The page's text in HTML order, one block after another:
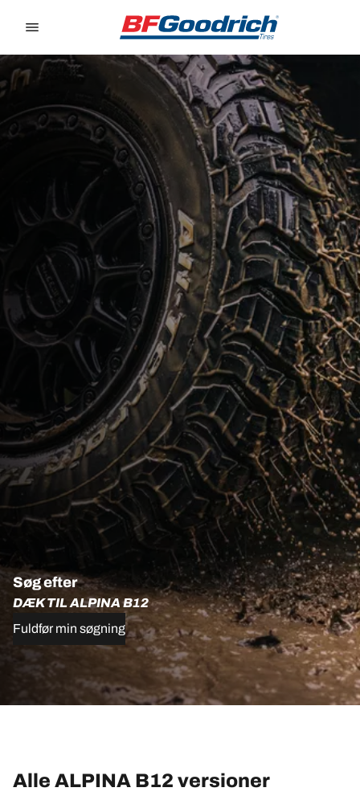
Søg efter
DÆK TIL ALPINA B12
Fuldfør min søgning
Alle ALPINA B12 versioner